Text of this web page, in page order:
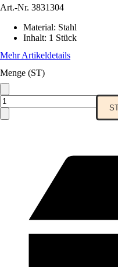
Art.-Nr. 3831304
Material: Stahl
Inhalt: 1 Stück
Mehr Artikeldetails
Menge (ST)